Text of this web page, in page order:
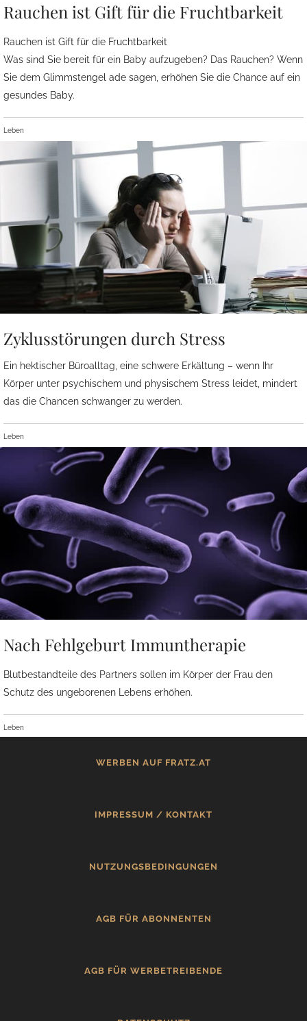
Rauchen ist Gift für die Fruchtbarkeit
Rauchen ist Gift für die Fruchtbarkeit
Was sind Sie bereit für ein Baby aufzugeben? Das Rauchen? Wenn
Sie dem Glimmstengel ade sagen, erhöhen Sie die Chance auf ein
gesundes Baby.
Leben
Zyklusstörungen durch Stress
Ein hektischer Büroalltag, eine schwere Erkältung – wenn Ihr
Körper unter psychischem und physischem Stress leidet, mindert
das die Chancen schwanger zu werden.
Leben
Nach Fehlgeburt Immuntherapie
Blutbestandteile des Partners sollen im Körper der Frau den
Schutz des ungeborenen Lebens erhöhen.
Leben
WERBEN AUF FRATZ.AT
IMPRESSUM / KONTAKT
NUTZUNGSBEDINGUNGEN
AGB FÜR ABONNENTEN
AGB FÜR WERBETREIBENDE